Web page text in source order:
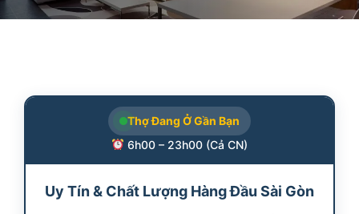
Thợ Đang Ở Gần Bạn
6h00 – 23h00 (Cả CN)
Uy Tín & Chất Lượng Hàng Đầu Sài Gòn